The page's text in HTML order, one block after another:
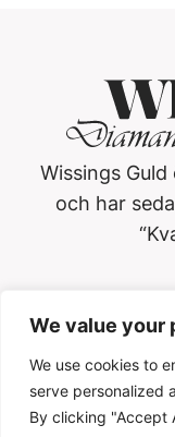
We value your
We use cookies to
serve personalized
By clicking "Accept
Wissings
och har